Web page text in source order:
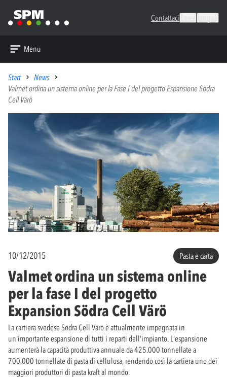
Contattaci
Menu
Start
News
Valmet ordina un sistema online per la Fase I del progetto Espansione Södra
Cell Värö
10/12/2015 Pasta e carta
Valmet ordina un sistema online
per la fase I del progetto
Expansion Södra Cell Värö
La cartiera svedese Södra Cell Värö è attualmente impegnata in
un'importante espansione di tutti i reparti dell'impianto. L'espansione
aumenterà la capacità produttiva annuale da 425.000 tonnellate a
700.000 tonnellate di pasta di cellulosa, rendendo così la cartiera uno dei
maggiori produttori di pasta kraft al mondo.